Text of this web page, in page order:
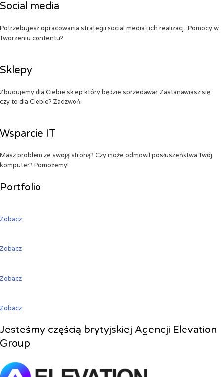
Social media
Potrzebujesz opracowania strategii social media i ich realizacji. Pomocy w
Tworzeniu contentu?
Sklepy
Zbudujemy dla Ciebie sklep który będzie sprzedawał. Zastanawiasz się
czy to dla Ciebie? Zadzwoń.
Wsparcie IT
Masz problem ze swoją stroną? Czy może odmówił posłuszeństwa Twój
komputer? Pomożemy!
Portfolio
Zobacz
Zobacz
Zobacz
Zobacz
Jesteśmy częścią brytyjskiej Agencji Elevation
Group